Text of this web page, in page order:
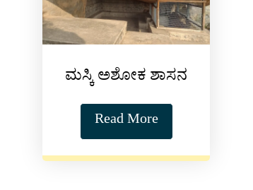
ಮಸ್ಕಿ ಅಶೋಕ ಶಾಸನ
Read More